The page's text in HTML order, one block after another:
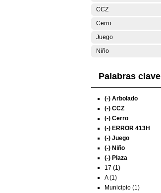
CCZ
Cerro
Juego
Niño
Palabras clave
(-) Arbolado
(-) CCZ
(-) Cerro
(-) ERROR 413H
(-) Juego
(-) Niño
(-) Plaza
17 (1)
A (1)
Municipio (1)